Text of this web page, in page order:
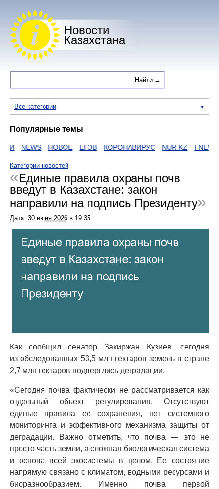
Новости
Казахстана
Все категории
Популярные темы
NEWS НОВОЕ ЕГОВ КОРОНАВИРУС NUR KZ I-NEWS
Категории новостей
Единые правила охраны почв
введут в Казахстане: закон
направили на подпись Президенту
Дата: 30 июня 2026 в 19:35
Как сообщил сенатор Закиржан Кузиев, сегодня
из обследованных 53,5 млн гектаров земель в стране
2,7 млн гектаров подверглись деградации.
«Сегодня почва фактически не рассматривается как
отдельный объект регулирования. Отсутствуют
единые правила ее сохранения, нет системного
мониторинга и эффективного механизма защиты от
деградации. Важно отметить, что почва — это не
просто часть земли, а сложная биологическая система
и основа всей экосистемы в целом. Ее состояние
напрямую связано с климатом, водными ресурсами и
биоразнообразием. Именно почва первой